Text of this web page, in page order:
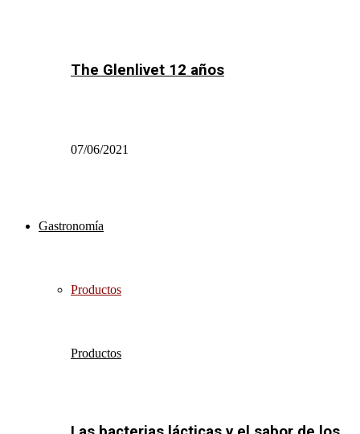
The Glenlivet 12 años
07/06/2021
Gastronomía
Productos
Productos